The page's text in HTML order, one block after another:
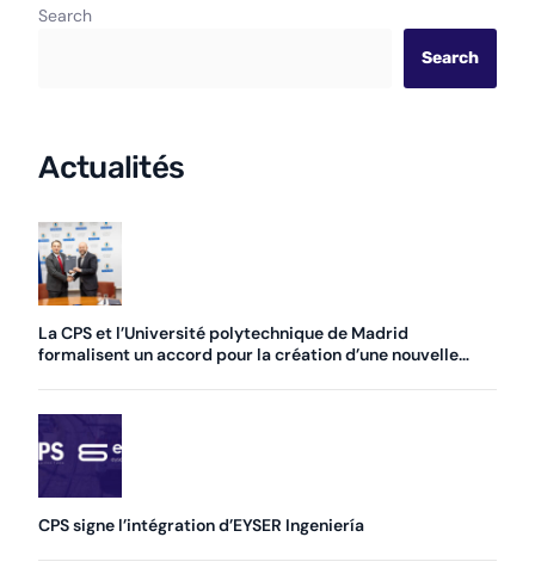
Search
Search
Actualités
La CPS et l’Université polytechnique de Madrid
formalisent un accord pour la création d’une nouvelle
CPS signe l’intégration d’EYSER Ingeniería